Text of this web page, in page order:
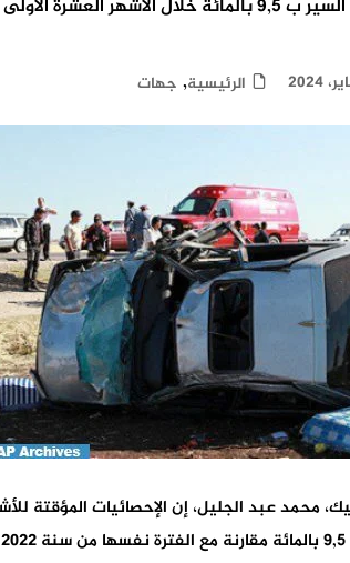
الرئيسية, جهات